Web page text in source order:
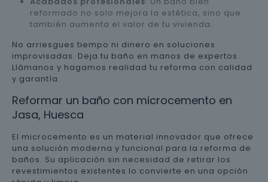
reformado no solo mejora la estética, sino que
también aumenta el valor de tu vivienda.
No arriesgues tiempo ni dinero en soluciones
improvisadas. Deja tu baño en manos de expertos.
Llámanos y hagamos realidad tu reforma con calidad
y garantía.
Reformar un baño con microcemento en
Jasa, Huesca
El microcemento es un material innovador que ofrece
una solución moderna y funcional para la reforma de
baños. Su aplicación sin necesidad de retirar los
revestimientos existentes lo convierte en una opción